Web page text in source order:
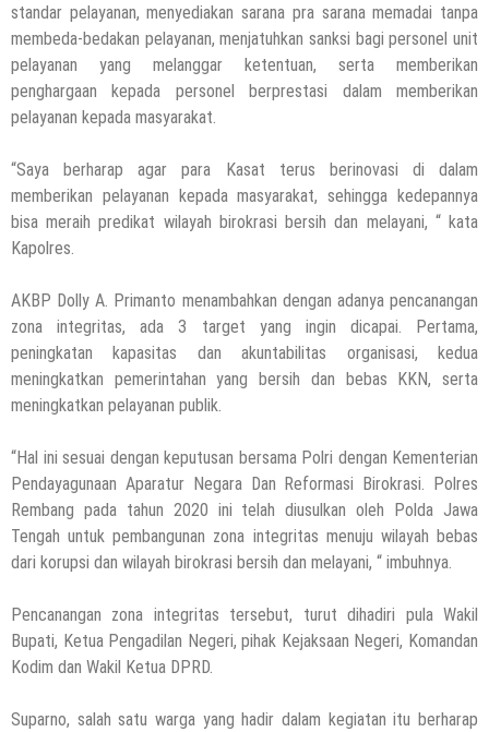
standar pelayanan, menyediakan sarana pra sarana memadai tanpa
membeda-bedakan pelayanan, menjatuhkan sanksi bagi personel unit
pelayanan yang melanggar ketentuan, serta memberikan
penghargaan kepada personel berprestasi dalam memberikan
pelayanan kepada masyarakat.
“Saya berharap agar para Kasat terus berinovasi di dalam
memberikan pelayanan kepada masyarakat, sehingga kedepannya
bisa meraih predikat wilayah birokrasi bersih dan melayani, “ kata
Kapolres.
AKBP Dolly A. Primanto menambahkan dengan adanya pencanangan
zona integritas, ada 3 target yang ingin dicapai. Pertama,
peningkatan kapasitas dan akuntabilitas organisasi, kedua
meningkatkan pemerintahan yang bersih dan bebas KKN, serta
meningkatkan pelayanan publik.
“Hal ini sesuai dengan keputusan bersama Polri dengan Kementerian
Pendayagunaan Aparatur Negara Dan Reformasi Birokrasi. Polres
Rembang pada tahun 2020 ini telah diusulkan oleh Polda Jawa
Tengah untuk pembangunan zona integritas menuju wilayah bebas
dari korupsi dan wilayah birokrasi bersih dan melayani, “ imbuhnya.
Pencanangan zona integritas tersebut, turut dihadiri pula Wakil
Bupati, Ketua Pengadilan Negeri, pihak Kejaksaan Negeri, Komandan
Kodim dan Wakil Ketua DPRD.
Suparno, salah satu warga yang hadir dalam kegiatan itu berharap